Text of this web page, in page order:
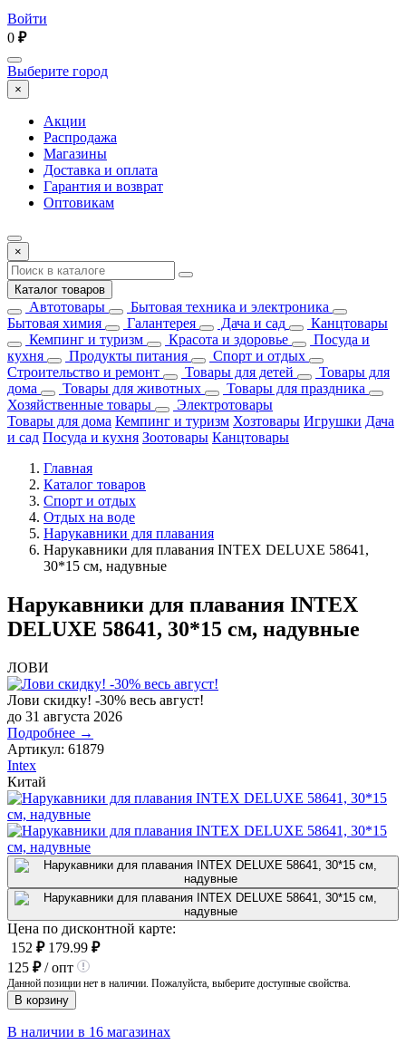
Войти
0 ₽
Выберите город
×
Акции
Распродажа
Магазины
Доставка и оплата
Гарантия и возврат
Оптовикам
×
Каталог товаров
Автотовары
Бытовая техника и электроника
Бытовая химия
Галантерея Дача и сад
Канцтовары
Кемпинг и туризм
Красота и здоровье
Посуда и
кухня
Продукты питания
Спорт и отдых
Строительство и ремонт
Товары для детей
Товары для
дома
Товары для животных
Товары для праздника
Хозяйственные товары
Электротовары
Товары для дома Кемпинг и туризм Хозтовары Игрушки Дача
и сад Посуда и кухня Зоотовары Канцтовары
Главная
Каталог товаров
Спорт и отдых
Отдых на воде
Нарукавники для плавания
Нарукавники для плавания INTEX DELUXE 58641,
30*15 см, надувные
Нарукавники для плавания INTEX
DELUXE 58641, 30*15 см, надувные
ЛОВИ
Лови скидку! -30% весь август!
до 31 августа 2026
Подробнее →
Артикул: 61879
Intex
Китай
Цена по дисконтной карте:
152 ₽ 179.99 ₽
125 ₽/ опт
Данной позиции нет в наличии. Пожалуйста, выберите доступные свойства.
В корзину
В наличии в 16 магазинах